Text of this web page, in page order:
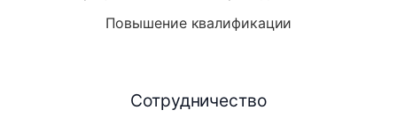
Повышение квалификации
Сотрудничество